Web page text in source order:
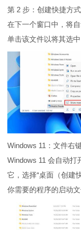
第 2 步：创建快捷方式
在下一个窗口中，将
单击该文件以将其选中
Windows 11：文件右
Windows 11 会自动打
它，选择“桌面（创建
你需要的程序的启动文